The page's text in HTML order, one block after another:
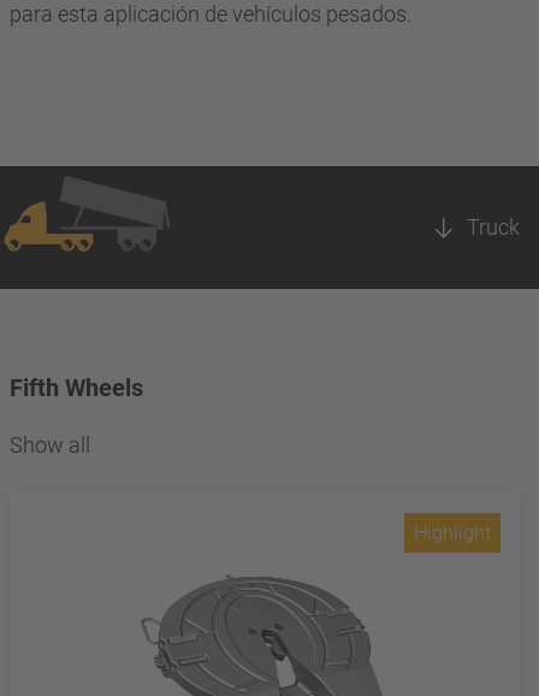
para esta aplicación de vehículos pesados.
Truck
Fifth Wheels
Show all
Highlight